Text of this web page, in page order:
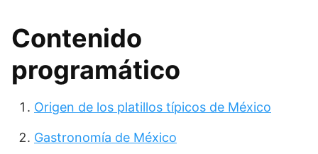
Contenido
programático
Origen de los platillos típicos de México
Gastronomía de México